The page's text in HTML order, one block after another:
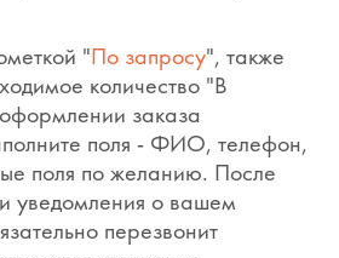
"По запросу", также
количество "В
заказа
поля - ФИО, телефон,
поля по желанию. После
уведомления о вашем
перезвонит